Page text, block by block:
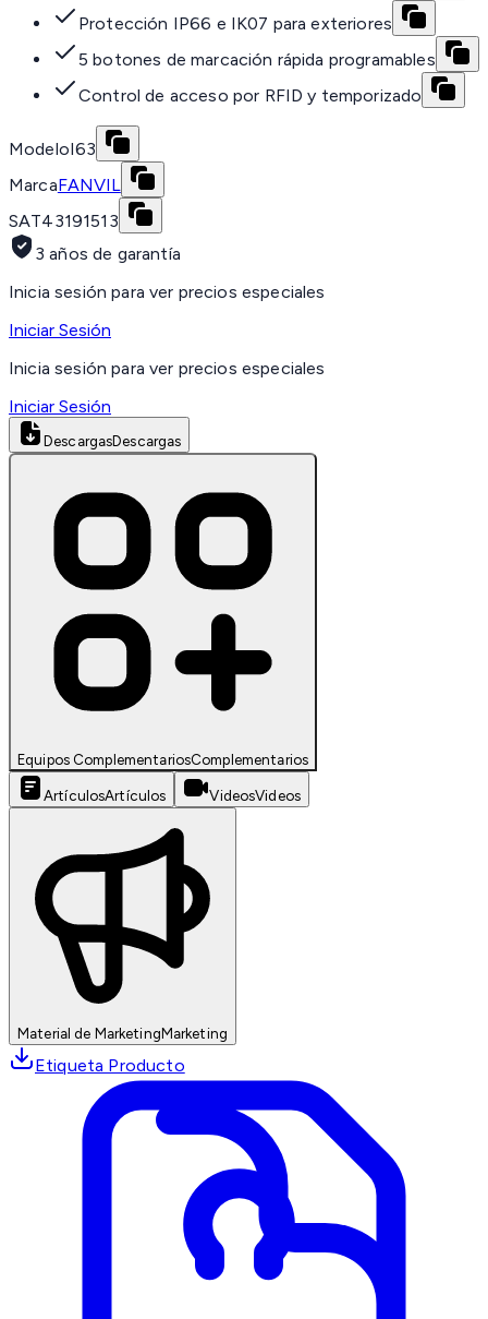
Protección IP66 e IK07 para exteriores
5 botones de marcación rápida programables
Control de acceso por RFID y temporizado
ModeloI63
MarcaFANVIL
SAT43191513
3 años de garantía
Inicia sesión para ver precios especiales
Iniciar Sesión
Inicia sesión para ver precios especiales
Iniciar Sesión
DescargasDescargas
Equipos ComplementariosComplementarios
ArtículosArtículos VideosVideos
Material de MarketingMarketing
Etiqueta Producto